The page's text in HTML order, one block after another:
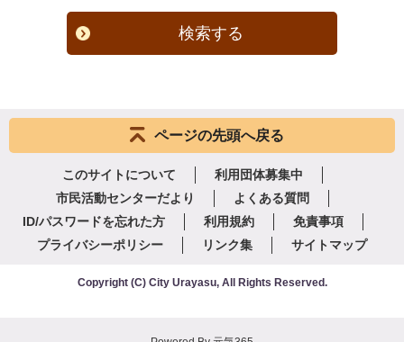
検索する
ページの先頭へ戻る
このサイトについて
利用団体募集中
市民活動センターだより
よくある質問
ID/パスワードを忘れた方
利用規約
免責事項
プライバシーポリシー
リンク集 サイトマップ
Copyright (C) City Urayasu, All Rights Reserved.